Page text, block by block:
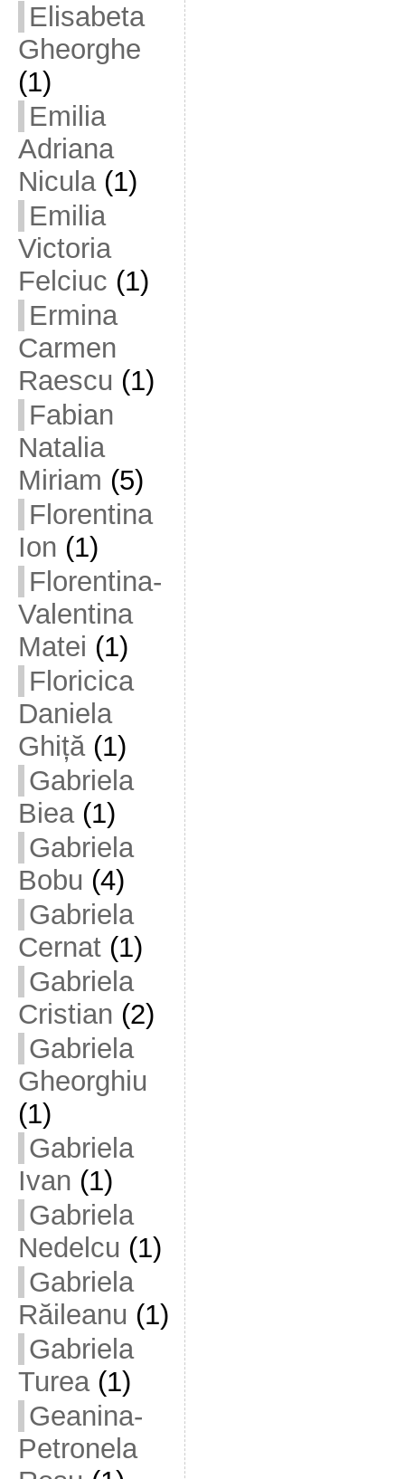
Elisabeta
Gheorghe
(1)
Emilia
Adriana
Nicula(1)
Emilia
Victoria
Felciuc (1)
Ermina
Carmen
Raescu (1)
Fabian
Natalia
Miriam (5)
Florentina
Ion (1)
Florentina-
Valentina
Matei (1)
Floricica
Daniela
Ghiță(1)
Gabriela
Biea(1)
Gabriela
Bobu (4)
Gabriela
Cernat(1)
Gabriela
Cristian (2)
Gabriela
Gheorghiu
(1)
Gabriela
Ivan (1)
Gabriela
Nedelcu (1)
Gabriela
Răileanu (1)
Gabriela
Turea(1)
Geanina-
Petronela